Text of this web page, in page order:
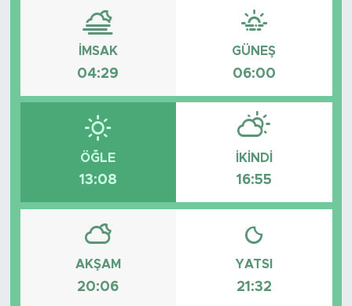
İMSAK
04:29
GÜNEŞ
06:00
ÖĞLE
13:08
İKINDI
16:55
AKŞAM
20:06
YATSI
21:32